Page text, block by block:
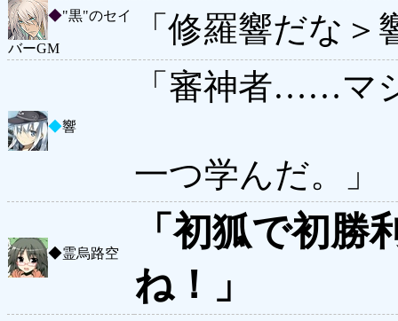
◆"黒"のセイ
バーGM
「修羅響だな＞
◆響
「審神者……マ
一つ学んだ。」
◆霊烏路空
「初狐で初
ね！」